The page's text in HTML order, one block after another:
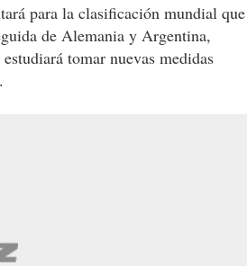
para la clasificación mundial que
de Alemania y Argentina,
tomar nuevas medidas